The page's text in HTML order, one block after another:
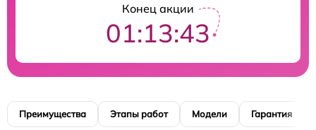
Конец акции
01:13:42
Преимущества Этапы работ Модели Гарантия